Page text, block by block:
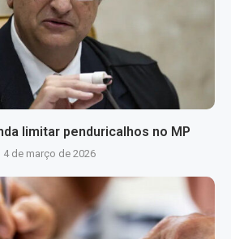
limitar penduricalhos no MP
4 de março de 2026